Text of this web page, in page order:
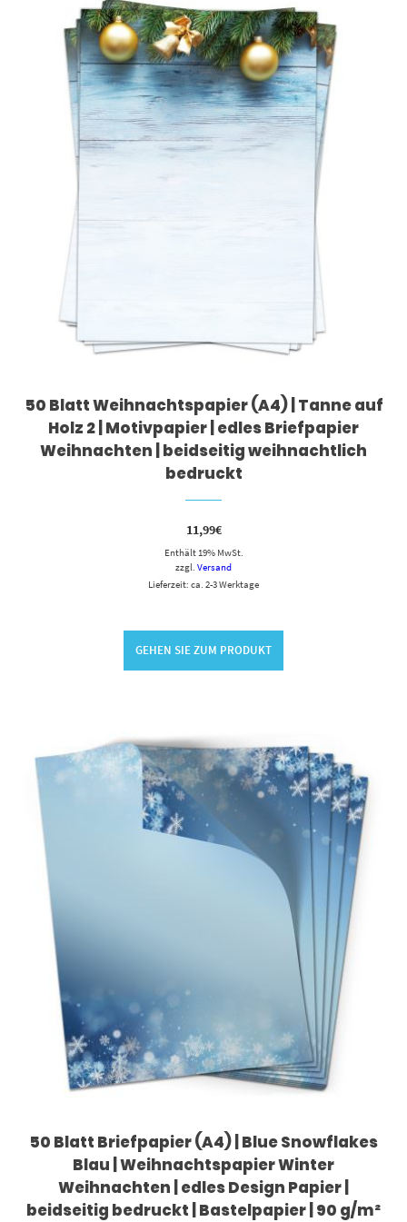
50 Blatt Weihnachtspapier (A4) | Tanne auf
Holz 2 | Motivpapier | edles Briefpapier
Weihnachten | beidseitig weihnachtlich
bedruckt
11,99€
Enthält 19% MwSt.
zzgl. Versand
Lieferzeit: ca. 2-3 Werktage
GEHEN SIE ZUM PRODUKT
50 Blatt Briefpapier (A4) | Blue Snowflakes
Blau | Weihnachtspapier Winter
Weihnachten | edles Design Papier |
beidseitig bedruckt | Bastelpapier | 90 g/m²